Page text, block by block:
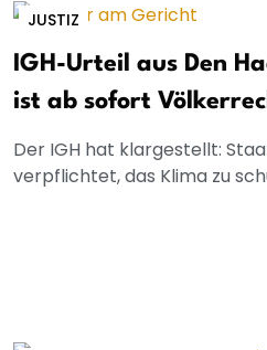
JUSTIZ
IGH-Urteil aus Den
ist ab sofort
Der IGH hat klargestellt:
verpflichtet, das Klima zu